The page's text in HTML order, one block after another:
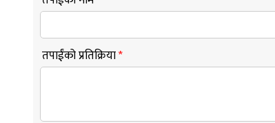
तपाईंको प्रतिक्रिया*